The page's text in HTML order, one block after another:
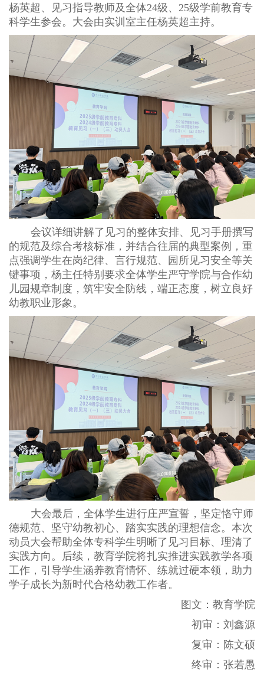
杨英超、见习指导教师及全体24级、25级学前教育专
科学生参会。大会由实训室主任杨英超主持。
会议详细讲解了见习的整体安排、见习手册撰写
的规范及综合考核标准，并结合往届的典型案例，重
点强调学生在岗纪律、言行规范、园所见习安全等关
键事项，杨主任特别要求全体学生严守学院与合作幼
儿园规章制度，筑牢安全防线，端正态度，树立良好
幼教职业形象。
大会最后，全体学生进行庄严宣誓，坚定恪守师
德规范、坚守幼教初心、踏实实践的理想信念。本次
动员大会帮助全体专科学生明晰了见习目标、理清了
实践方向。后续，教育学院将扎实推进实践教学各项
工作，引导学生涵养教育情怀、练就过硬本领，助力
学子成长为新时代合格幼教工作者。
图文 ：教育学院
初审 ：刘鑫源
复审 ：陈文硕
终审 ：张若愚